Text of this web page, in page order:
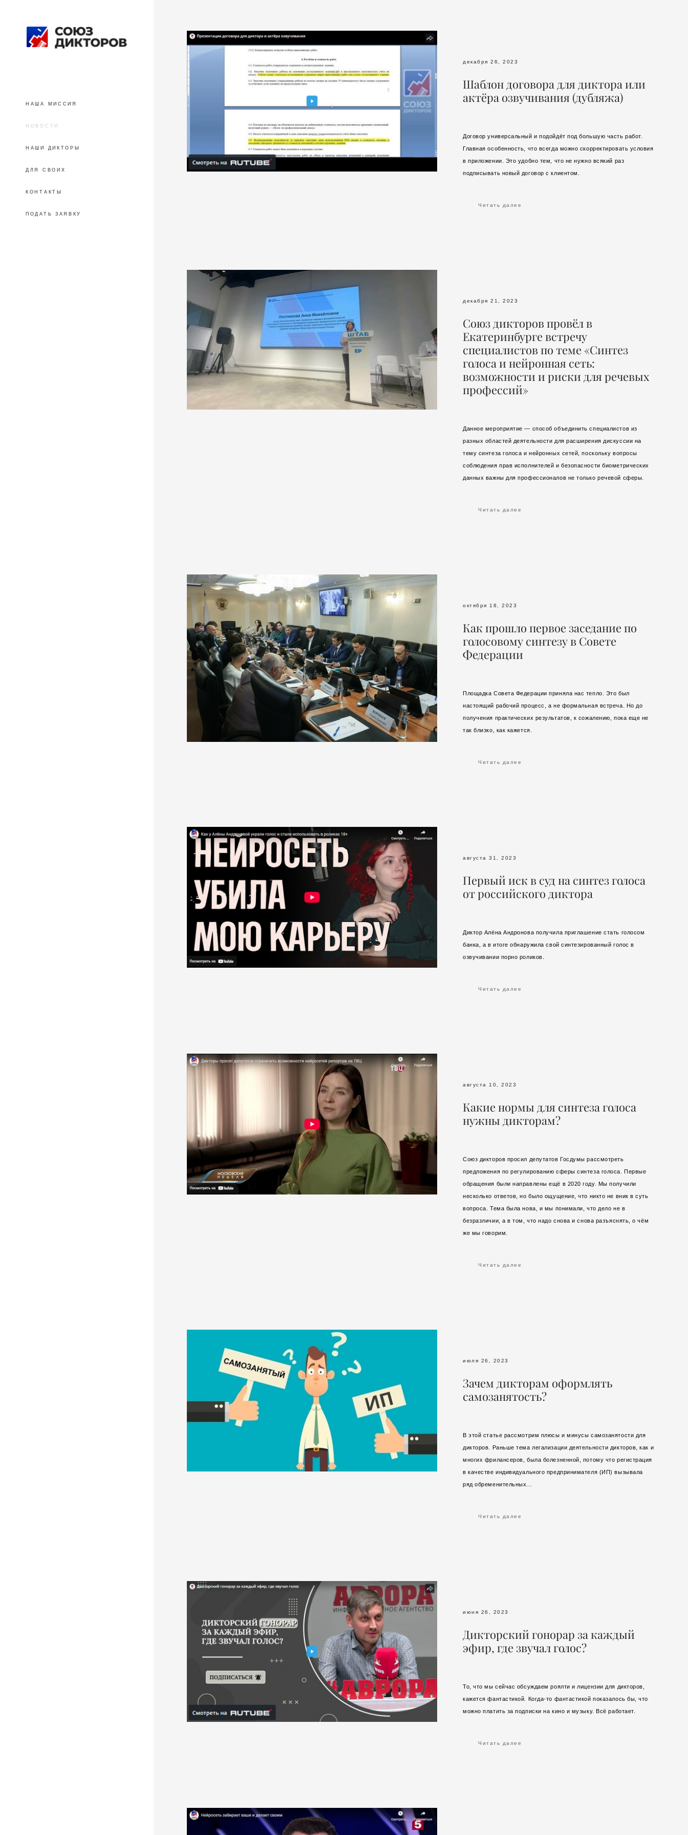
НАША МИССИЯ
НОВОСТИ
НАШИ ДИКТОРЫ
ДЛЯ СВОИХ
КОНТАКТЫ
ПОДАТЬ ЗАЯВКУ
декабря 26, 2023
Шаблон договора для диктора или
актёра озвучивания (дубляжа)
Договор универсальный и подойдёт под большую часть работ.
Главная особенность, что всегда можно скорректировать условия
в приложении. Это удобно тем, что не нужно всякий раз
подписывать новый договор с клиентом.
Читать далее
декабря 21, 2023
Союз дикторов провёл в
Екатеринбурге встречу
специалистов по теме «Синтез
голоса и нейронная сеть:
возможности и риски для речевых
профессий»
Данное мероприятие — способ объединить специалистов из
разных областей деятельности для расширения дискуссии на
тему синтеза голоса и нейронных сетей, поскольку вопросы
соблюдения прав исполнителей и безопасности биометрических
данных важны для профессионалов не только речевой сферы.
Читать далее
октября 18, 2023
Как прошло первое заседание по
голосовому синтезу в Совете
Федерации
Площадка Совета Федерации приняла нас тепло. Это был
настоящий рабочий процесс, а не формальная встреча. Но до
получения практических результатов, к сожалению, пока еще не
так близко, как кажется.
Читать далее
августа 31, 2023
Первый иск в суд на синтез голоса
от российского диктора
Диктор Алёна Андронова получила приглашение стать голосом
банка, а в итоге обнаружила свой синтезированный голос в
озвучивании порно роликов.
Читать далее
августа 10, 2023
Какие нормы для синтеза голоса
нужны дикторам?
Союз дикторов просил депутатов Госдумы рассмотреть
предложения по регулированию сферы синтеза голоса. Первые
обращения были направлены ещё в 2020 году. Мы получили
несколько ответов, но было ощущение, что никто не вник в суть
вопроса. Тема была нова, и мы понимали, что дело не в
безразличии, а в том, что надо снова и снова разъяснять, о чём
же мы говорим.
Читать далее
июля 26, 2023
Зачем дикторам оформлять
самозанятость?
В этой статье рассмотрим плюсы и минусы самозанятости для
дикторов. Раньше тема легализации деятельности дикторов, как и
многих фрилансеров, была болезненной, потому что регистрация
в качестве индивидуального предпринимателя (ИП) вызывала
ряд обременительных...
Читать далее
июня 26, 2023
Дикторский гонорар за каждый
эфир, где звучал голос?
То, что мы сейчас обсуждаем роялти и лицензии для дикторов,
кажется фантастикой. Когда-то фантастикой показалось бы, что
можно платить за подписки на кино и музыку. Всё работает.
Читать далее